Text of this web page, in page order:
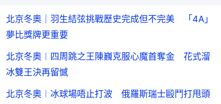
北京冬奧｜羽生結弦挑戰歷史完成但不完美 「4A」
夢比獎牌更重要
北京冬奧︱四周跳之王陳巍克服心魔首奪金 花式溜
冰雙王決再留憾
北京冬奧︱冰球場唔止打波 俄羅斯瑞士毆鬥打甩頭